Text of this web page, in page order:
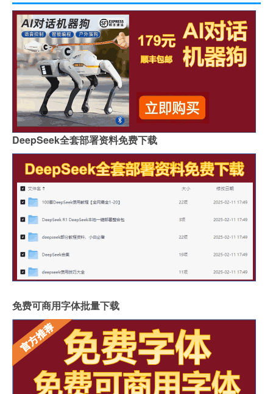
DeepSeek全套部署资料免费下载
免费可商用字体批量下载